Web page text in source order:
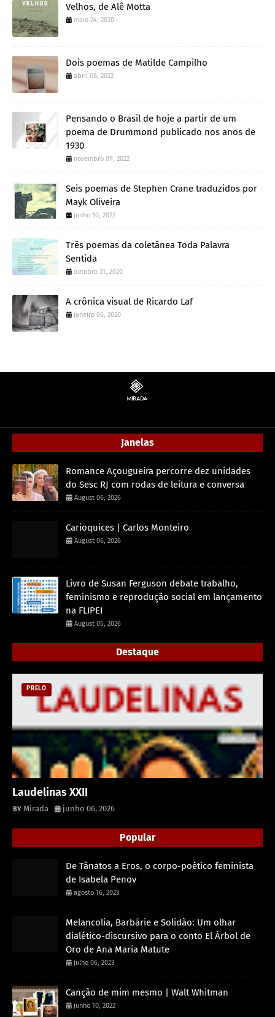
Velhos, de Alê Motta
maio 24, 2020
Dois poemas de Matilde Campilho
abril 08, 2022
Pensando o Brasil de hoje a partir de um
poema de Drummond publicado nos anos de
1930
novembro 09, 2022
Seis poemas de Stephen Crane traduzidos por
Mayk Oliveira
junho 10, 2022
Três poemas da coletânea Toda Palavra
Sentida
outubro 31, 2020
A crônica visual de Ricardo Laf
janeiro 06, 2020
Janelas
Romance Açougueira percorre dez unidades
do Sesc RJ com rodas de leitura e conversa
August 06, 2026
Carioquices | Carlos Monteiro
August 06, 2026
Livro de Susan Ferguson debate trabalho,
feminismo e reprodução social em lançamento
na FLIPEI
August 05, 2026
Destaque
PRELO
Laudelinas XXII
Mirada junho 06, 2026
Popular
De Tânatos a Eros, o corpo-poético feminista
de Isabela Penov
agosto 16, 2023
Melancolia, Barbárie e Solidão: Um olhar
dialético-discursivo para o conto El Árbol de
Oro de Ana María Matute
julho 06, 2023
Canção de mim mesmo | Walt Whitman
junho 10, 2022